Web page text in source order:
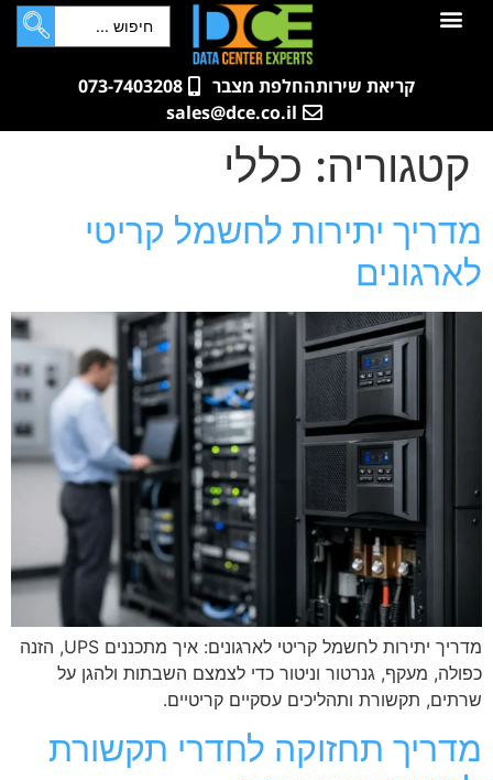
לתוכן
קריאת שירותהחלפת מצבר
073-7403208
sales@dce.co.il
קטגוריה: כללי
מדריך יתירות לחשמל קריטי
לארגונים
מדריך יתירות לחשמל קריטי לארגונים: איך מתכננים UPS, הזנה
כפולה, מעקף, גנרטור וניטור כדי לצמצם השבתות ולהגן על
שרתים, תקשורת ותהליכים עסקיים קריטיים.
מדריך תחזוקה לחדרי תקשורת